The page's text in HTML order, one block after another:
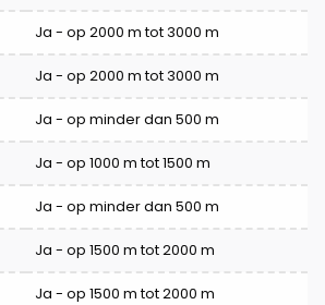
Ja - op 2000 m tot 3000 m
Ja - op 2000 m tot 3000 m
Ja - op minder dan 500 m
Ja - op 1000 m tot 1500 m
Ja - op minder dan 500 m
Ja - op 1500 m tot 2000 m
Ja - op 1500 m tot 2000 m